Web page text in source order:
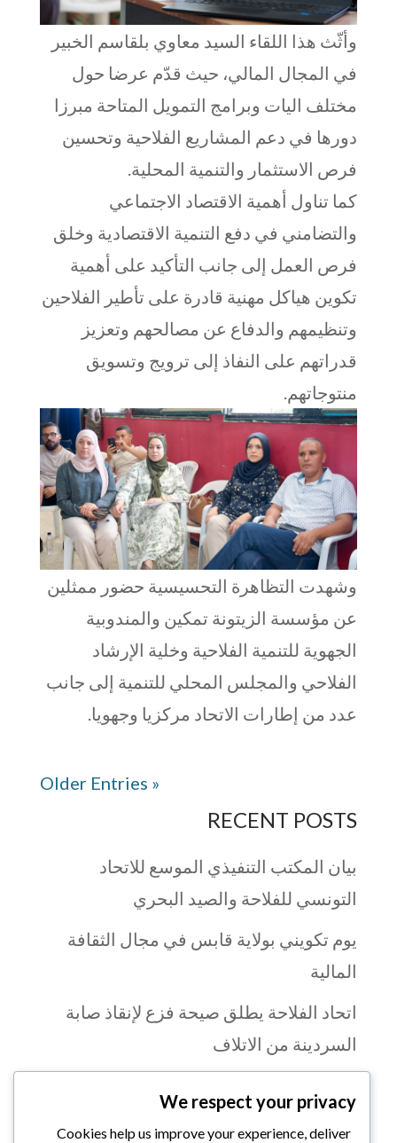
وأثّث هذا اللقاء السيد معاوي بلقاسم الخبير
في المجال المالي، حيث قدّم عرضا حول
مختلف اليات وبرامج التمويل المتاحة مبرزا
دورها في دعم المشاريع الفلاحية وتحسين
فرص الاستثمار والتنمية المحلية.
كما تناول أهمية الاقتصاد الاجتماعي
والتضامني في دفع التنمية الاقتصادية وخلق
فرص العمل إلى جانب التأكيد على أهمية
تكوين هياكل مهنية قادرة على تأطير الفلاحين
وتنظيمهم والدفاع عن مصالحهم وتعزيز
قدراتهم على النفاذ إلى ترويج وتسويق
منتوجاتهم.
وشهدت التظاهرة التحسيسية حضور ممثلين
عن مؤسسة الزيتونة تمكين والمندوبية
الجهوية للتنمية الفلاحية وخلية الإرشاد
الفلاحي والمجلس المحلي للتنمية إلى جانب
عدد من إطارات الاتحاد مركزيا وجهويا.
« Older Entries
RECENT POSTS
بيان المكتب التنفيذي الموسع للاتحاد
التونسي للفلاحة والصيد البحري
يوم تكويني بولاية قابس في مجال الثقافة
المالية
اتحاد الفلاحة يطلق صيحة فزع لإنقاذ صابة
السردينة من الاتلاف
اليات النفاذ إلى التمويل لفائدة الفلاحين
We respect your privacy
Cookies help us improve your experience, deliver